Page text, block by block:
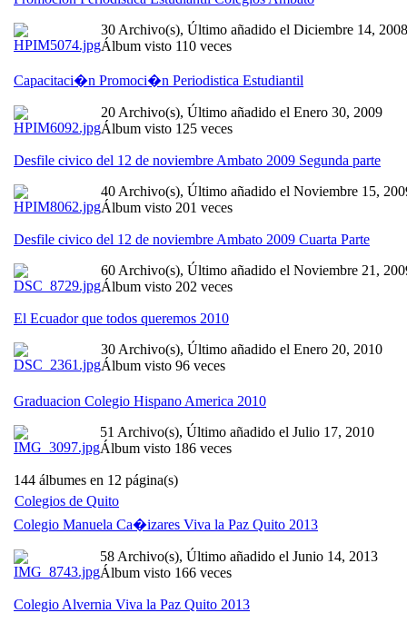
30 Archivo(s), Último añadido el Diciembre 14, 2008
Álbum visto 110 veces
Capacitaci�n Promoci�n Periodistica Estudiantil
20 Archivo(s), Último añadido el Enero 30, 2009
Álbum visto 125 veces
Desfile civico del 12 de noviembre Ambato 2009 Segunda parte
40 Archivo(s), Último añadido el Noviembre 15,
Álbum visto 201 veces
Desfile civico del 12 de noviembre Ambato 2009 Cuarta Parte
60 Archivo(s), Último añadido el Noviembre 21,
Álbum visto 202 veces
El Ecuador que todos queremos 2010
30 Archivo(s), Último añadido el Enero 20, 2010
Álbum visto 96 veces
Graduacion Colegio Hispano America 2010
51 Archivo(s), Último añadido el Julio 17, 2010
Álbum visto 186 veces
144 álbumes en 12 página(s)
Colegios de Quito
Colegio Manuela Ca�izares Viva la Paz Quito 2013
58 Archivo(s), Último añadido el Junio 14, 2013
Álbum visto 166 veces
Colegio Alvernia Viva la Paz Quito 2013